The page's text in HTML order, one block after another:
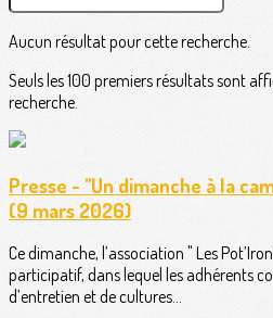
Aucun résultat pour cette recherche.
Seuls les 100 premiers résultats sont
recherche.
Presse - "Un dimanche à la
(9 mars 2026)
Ce dimanche, l’association " Les
participatif, dans lequel les adhérents
d’entretien et de cultures...